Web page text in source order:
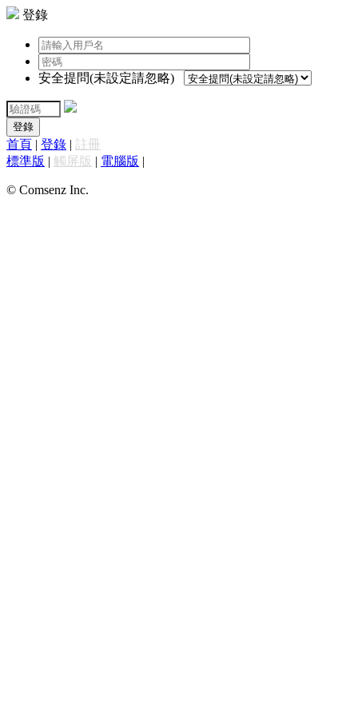
登錄
安全提問(未設定請忽略)
登錄
首頁 | 登錄 | 註冊
標準版 | 觸屏版 | 電腦版 |
© Comsenz Inc.